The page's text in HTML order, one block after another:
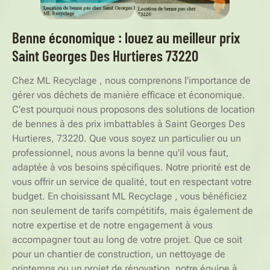
Benne économique : louez au meilleur prix
Saint Georges Des Hurtieres 73220
Chez ML Recyclage , nous comprenons l'importance de
gérer vos déchets de manière efficace et économique.
C'est pourquoi nous proposons des solutions de location
de bennes à des prix imbattables à Saint Georges Des
Hurtieres, 73220. Que vous soyez un particulier ou un
professionnel, nous avons la benne qu'il vous faut,
adaptée à vos besoins spécifiques. Notre priorité est de
vous offrir un service de qualité, tout en respectant votre
budget. En choisissant ML Recyclage , vous bénéficiez
non seulement de tarifs compétitifs, mais également de
notre expertise et de notre engagement à vous
accompagner tout au long de votre projet. Que ce soit
pour un chantier de construction, un nettoyage de